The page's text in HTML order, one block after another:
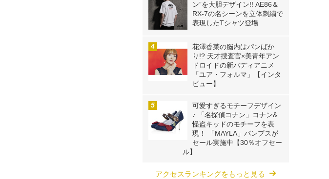
ン”を大胆デザイン!! AE86＆
RX-7の名シーンを立体刺繍で
表現したTシャツ登場
花澤香菜の脳内はパンばか
り!? 天才捜査官×美青年アン
ドロイドの新バディアニメ
「ユア・フォルマ」【インタ
ビュー】
可愛すぎるモチーフデザイン
♪ 「名探偵コナン」コナン&
怪盗キッドのモチーフを表
現！ 「MAYLA」パンプスが
セール実施中【30％オフセー
ル】
アクセスランキングをもっと見る